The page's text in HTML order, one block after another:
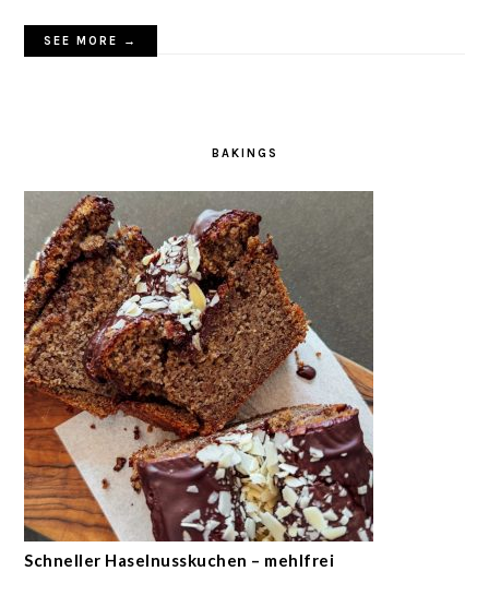
SEE MORE →
BAKINGS
Schneller Haselnusskuchen – mehlfrei